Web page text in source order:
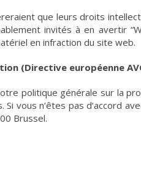
que leurs droits
invités à en avertir
en infraction du site web.
(Directive européenne
politique générale sur la
Si vous n’êtes pas d’accord
Brussel.